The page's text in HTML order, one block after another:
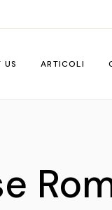
US ARTICOLI
Trips